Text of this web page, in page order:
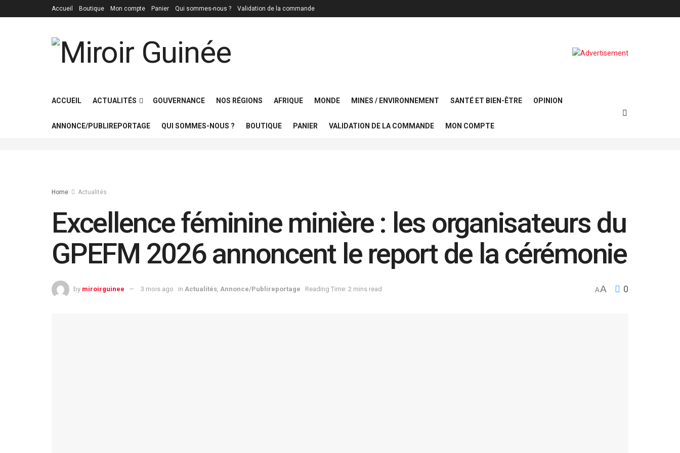
Accueil Boutique Mon compte Panier Qui sommes-nous ? Validation de la commande
ACCUEIL ACTUALITÉS GOUVERNANCE NOS RÉGIONS AFRIQUE MONDE MINES / ENVIRONNEMENT SANTÉ ET BIEN-ÊTRE OPINION
ANNONCE/PUBLIREPORTAGE QUI SOMMES-NOUS ? BOUTIQUE PANIER VALIDATION DE LA COMMANDE MON COMPTE
Home Actualités
Excellence féminine minière : les organisateurs du
GPEFM 2026 annoncent le report de la cérémonie
by miroirguinee 3 mois ago in Actualités, Annonce/Publireportage Reading Time: 2 mins read AA 0